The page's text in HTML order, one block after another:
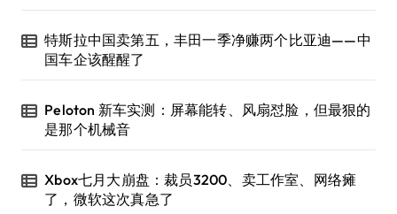
特斯拉中国卖第五，丰田一季净赚两个比亚迪——中
国车企该醒醒了
Peloton 新车实测：屏幕能转、风扇怼脸，但最狠的
是那个机械音
Xbox七月大崩盘：裁员3200、卖工作室、网络瘫
了，微软这次真急了